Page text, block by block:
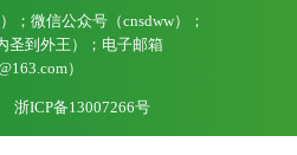
；微信公众号（cnsdww）；
圣到外王）；电子邮箱
）
浙ICP备13007266号